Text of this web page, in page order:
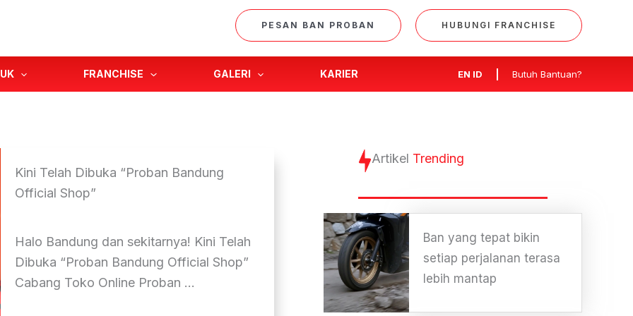
PESAN BAN PROBAN HUBUNGI FRANCHISE
FRANCHISE GALERI KARIER EN ID Butuh Bantuan?
Kini Telah Dibuka “Proban Bandung
Official Shop”
Halo Bandung dan sekitarnya! Kini Telah
Dibuka “Proban Bandung Official Shop”
Cabang Toko Online Proban ...
Artikel Trending
Ban yang tepat bikin
setiap perjalanan terasa
lebih mantap